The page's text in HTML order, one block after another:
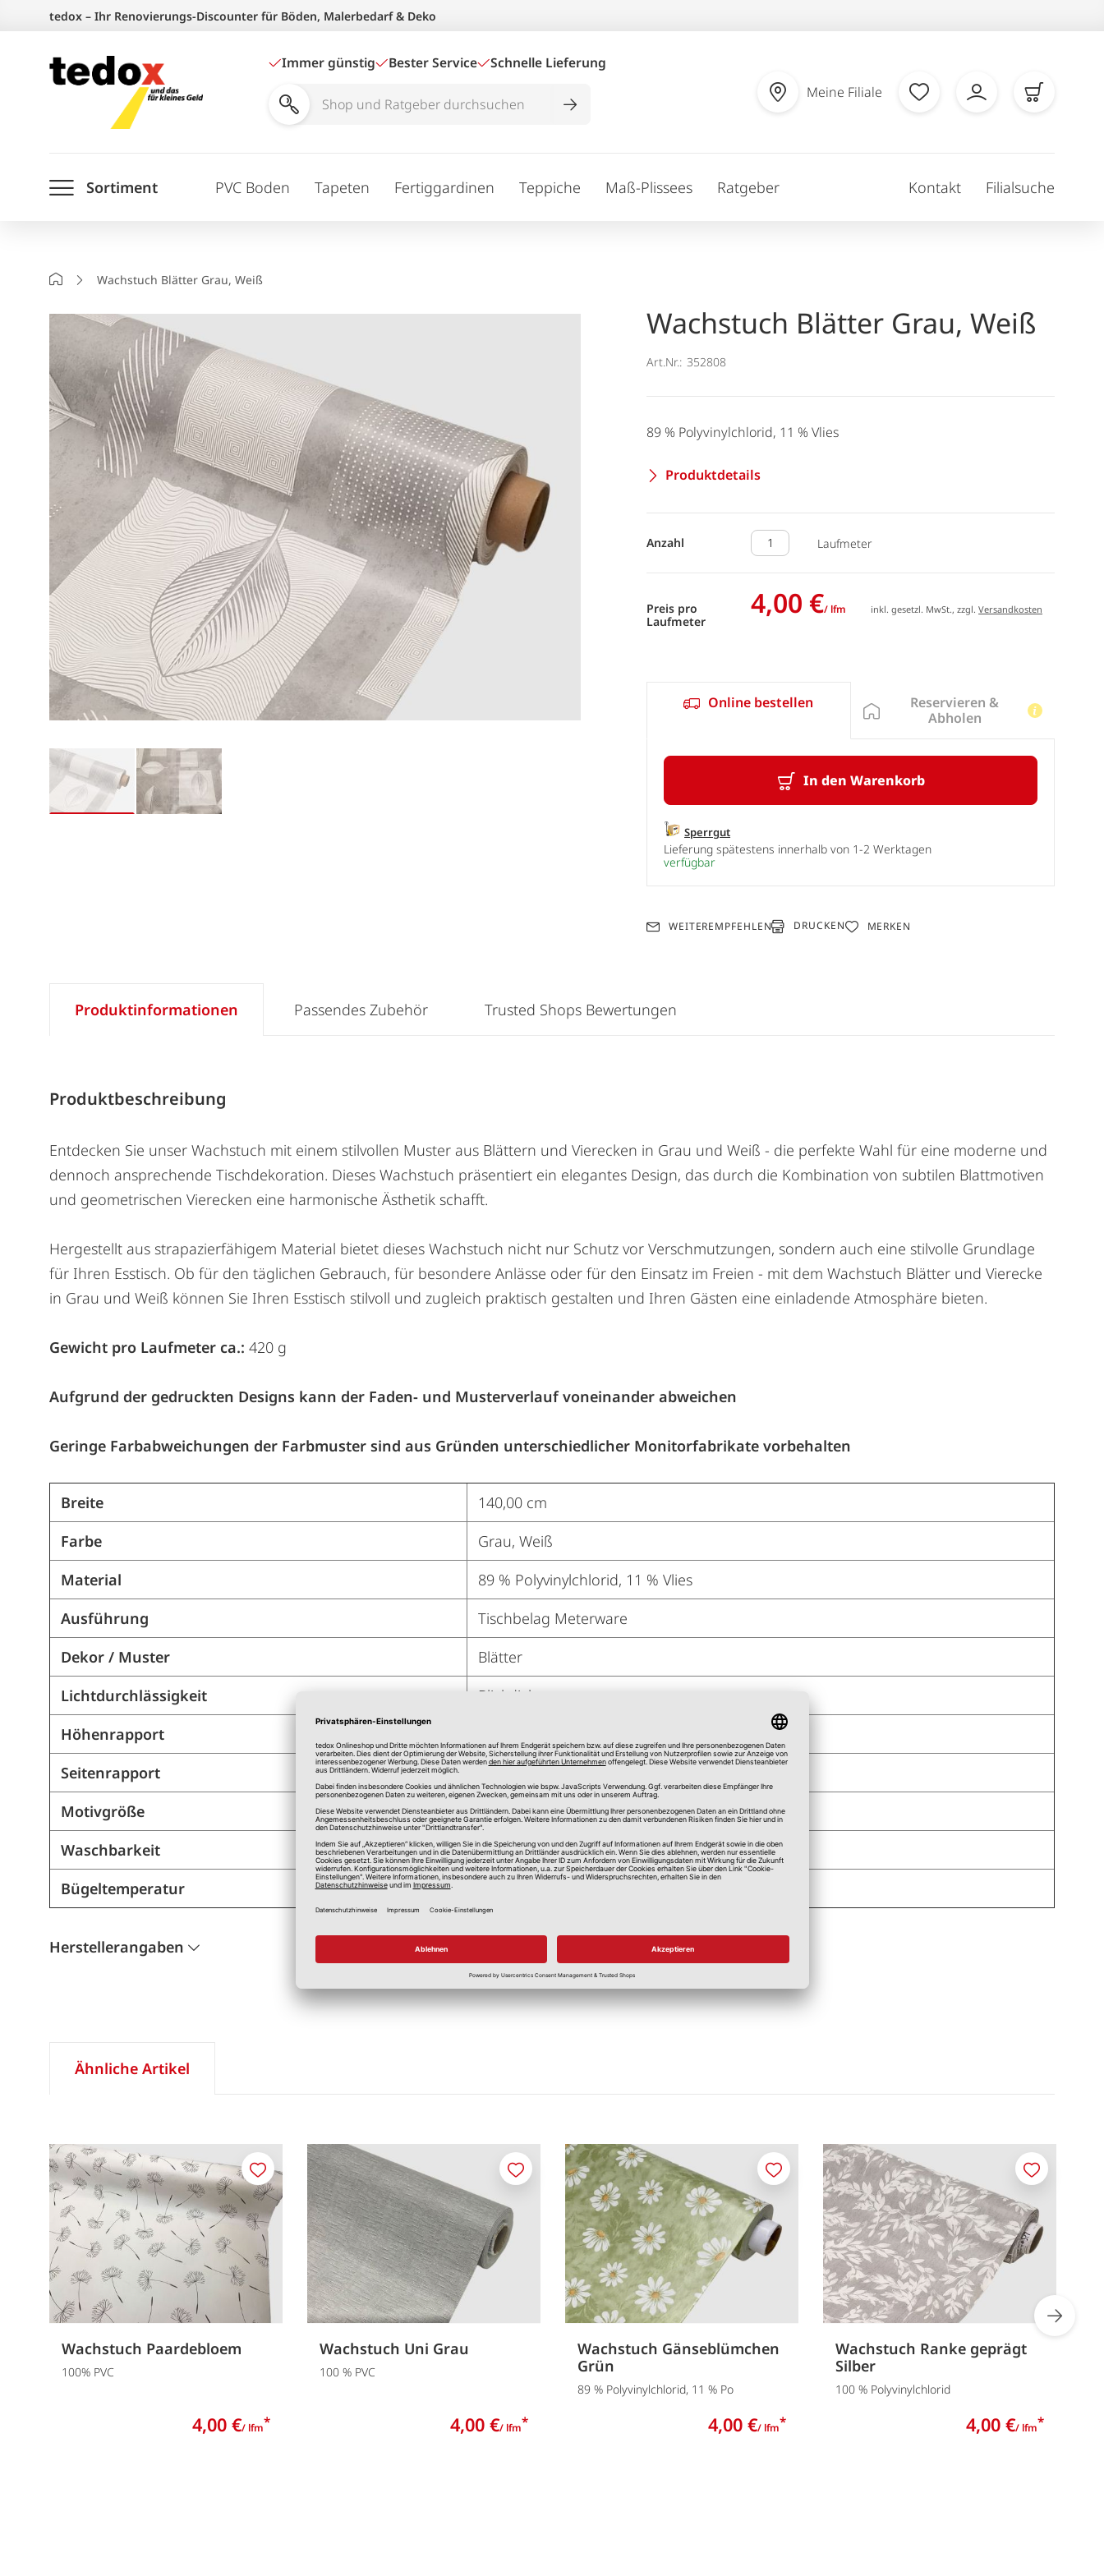
springen
tedox – Ihr Renovierungs-Discounter für Böden, Malerbedarf & Deko
Immer günstig Bester Service Schnelle Lieferung
Shop
durchsuchen
Meine Filiale
Sortiment PVC Boden Tapeten Fertiggardinen Teppiche Maß-Plissees Ratgeber Kontakt Filialsuche
StartseiteWachstuch Blätter Grau, Weiß
Wachstuch Blätter Grau, Weiß
Art.Nr.: 352808
89 % Polyvinylchlorid, 11 % Vlies
Produktdetails
Anzahl Laufmeter
Preis pro
Laufmeter
4,00 €/ lfm inkl. gesetzl. MwSt., zzgl.Versandkosten
Online bestellen
In den Warenkorb
Sperrgut
Lieferung spätestens innerhalb von 1-2 Werktagen
verfügbar
Reservieren &
Abholen
WEITEREMPFEHLEN DRUCKEN MERKEN
Produktinformationen
Produktbeschreibung
Entdecken Sie unser Wachstuch mit einem stilvollen Muster aus Blättern und Vierecken in Grau und Weiß - die perfekte Wahl für eine moderne und
dennoch ansprechende Tischdekoration. Dieses Wachstuch präsentiert ein elegantes Design, das durch die Kombination von subtilen Blattmotiven
und geometrischen Vierecken eine harmonische Ästhetik schafft.
Hergestellt aus strapazierfähigem Material bietet dieses Wachstuch nicht nur Schutz vor Verschmutzungen, sondern auch eine stilvolle Grundlage
für Ihren Esstisch. Ob für den täglichen Gebrauch, für besondere Anlässe oder für den Einsatz im Freien - mit dem Wachstuch Blätter und Vierecke
in Grau und Weiß können Sie Ihren Esstisch stilvoll und zugleich praktisch gestalten und Ihren Gästen eine einladende Atmosphäre bieten.
Gewicht pro Laufmeter ca.: 420 g
Aufgrund der gedruckten Designs kann der Faden- und Musterverlauf voneinander abweichen
Geringe Farbabweichungen der Farbmuster sind aus Gründen unterschiedlicher Monitorfabrikate vorbehalten
Breite
140,00 cm
Farbe
Grau, Weiß
Material
89 % Polyvinylchlorid, 11 % Vlies
Ausführung
Tischbelag Meterware
Dekor / Muster
Blätter
Lichtdurchlässigkeit
Blickdicht
Höhenrapport
Seitenrapport
98 cm
Motivgröße
25 cm
Waschbarkeit
Feucht abwaschbar
Bügeltemperatur
Herstellerangaben
Passendes Zubehör Trusted Shops Bewertungen
Ähnliche Artikel
Wachstuch Paardebloem
100% PVC
4,00 €/ lfm*
Merken
Wachstuch Uni Grau
100 % PVC
4,00 €/ lfm*
Merken
Wachstuch Gänseblümchen
Grün
89 % Polyvinylchlorid, 11 % Po
4,00 €/ lfm*
Merken
Wachstuch Ranke geprägt
Silber
100 % Polyvinylchlorid
4,00 €/ lfm*
Merken